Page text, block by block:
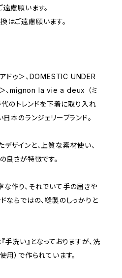
慮願います。
ご遠慮願います。
ドゥ＞、DOMESTIC UNDER
＞、mignon la vie a deux （ミ
代のトレンドを下着に取り入れ
本のランジェリーブランド。
ザインと、上質な素材使い、
良さが特徴です。
作り、それでいて手の届きや
ならではの、縫製のしっかりと
手洗い』となっておりますが、洗
用）で作られています。